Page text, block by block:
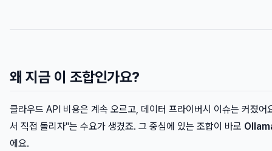
왜 지금 이 조합인가요?
클라우드 API 비용은 계속 오르고, 데이터 프라이버시 이슈는 커졌어
서 직접 돌리자"는 수요가 생겼죠. 그 중심에 있는 조합이 바로
에요.